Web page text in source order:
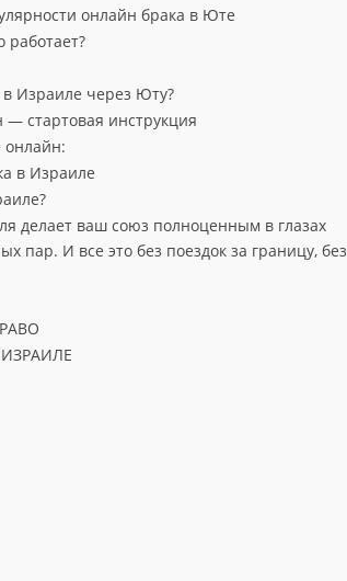
онлайн брака в Юте
в Израиле через Юту?
стартовая инструкция
онлайн:
в Израиле
делает ваш союз полноценным в глазах
пар. И все это без поездок за границу, без